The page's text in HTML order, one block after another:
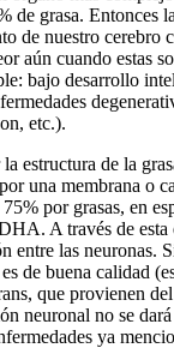
de grasa. Entonces
de nuestro cerebro
aún cuando estas
bajo desarrollo
etc.).
estructura de la
una membrana o
por grasas, en
A través de esta
entre las neuronas.
de buena calidad
que provienen
neuronal no se
ya